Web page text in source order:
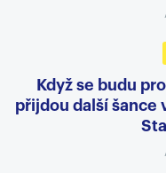
Když se budu
přijdou další šance